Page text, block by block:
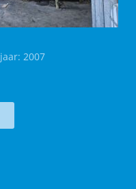
2007